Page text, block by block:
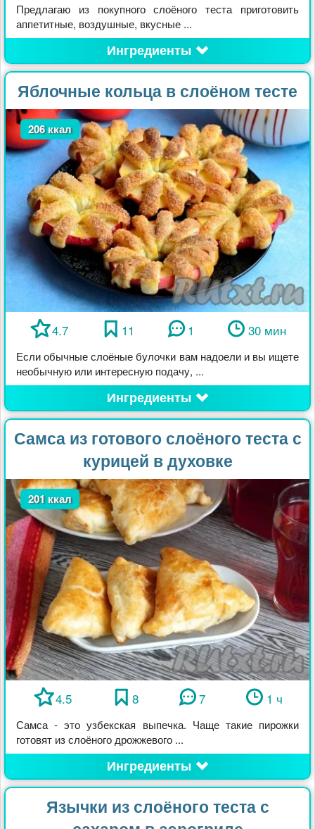
Предлагаю из покупного слоёного теста приготовить
аппетитные, воздушные, вкусные ...
Ингредиенты
Яблочные кольца в слоёном тесте
206 ккал
4.7 11 1 30 мин
Если обычные слоёные булочки вам надоели и вы ищете
необычную или интересную подачу, ...
Ингредиенты
Самса из готового слоёного теста с
курицей в духовке
201 ккал
4.5 8 7 1 ч
Самса - это узбекская выпечка. Чаще такие пирожки
готовят из слоёного дрожжевого ...
Ингредиенты
Язычки из слоёного теста с